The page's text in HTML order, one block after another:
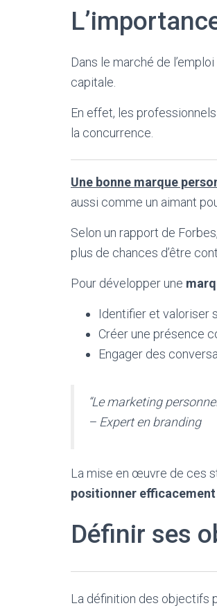
Dans le marché de
capitale.
En effet, les
la concurrence.
Une bonne marque
aussi comme un aimant
Selon un rapport de
plus de chances d’être
Pour développer une
Identifier et valoriser
Créer une présence
Engager des
“Le marketing
– Expert en branding
La mise en œuvre de ces
positionner
Définir ses
La définition des objectifs